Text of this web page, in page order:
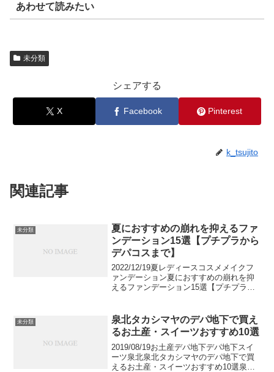
あわせて読みたい
未分類
シェアする
X Facebook Pinterest
k_tsujito
関連記事
未分類
夏におすすめの崩れを抑えるファ
ンデーション15選【プチプラから
デパコスまで】
2022/12/19夏レディースコスメメイクフ
ァンデーション夏におすすめの崩れを抑
えるファンデーション15選【プチプラか
していますか。メイクを崩れにくくした
い時、まず最...
未分類
泉北タカシマヤのデパ地下で買え
るお土産・スイーツおすすめ10選
2019/08/19お土産デパ地下デパ地下スイ
ーツ泉北泉北タカシマヤのデパ地下で買
えるお土産・スイーツおすすめ10選泉が